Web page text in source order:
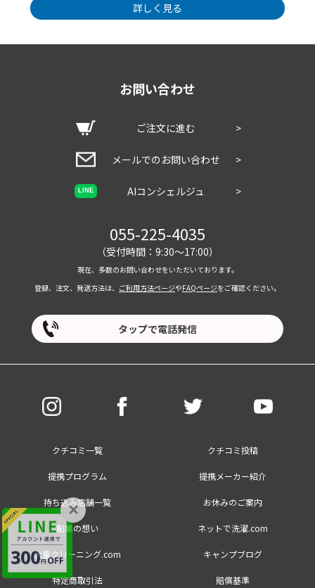
詳しく見る
お問い合わせ
ご注文に進む >
メールでのお問い合わせ >
LINE AIコンシェルジュ >
055-225-4035
（受付時間：9:30～17:00）
現在、多数のお問い合わせをいただいております。
登録、注文、発送方法は、 ご利用方法ページやFAQページをご確認ください。
タップで電話発信
クチコミ一覧 クチコミ投稿
提携プログラム 提携メーカー紹介
持ち込み店舗一覧 お休みのご案内
創業の想い ネットで洗濯.com
大量クリーニング.com キャンプブログ
特定商取引法 賠償基準
×